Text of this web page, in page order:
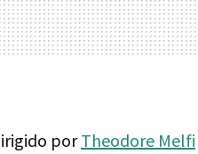
porTheodore Melfi